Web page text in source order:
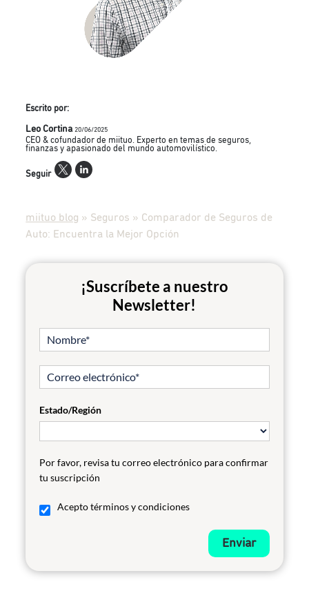
Escrito por:
Leo Cortina 20/06/2025
CEO & cofundador de miituo. Experto en temas de seguros,
finanzas y apasionado del mundo automovilístico.
Seguir
miituo blog » Seguros » Comparador de Seguros de
Auto: Encuentra la Mejor Opción
¡Suscríbete a nuestro
Newsletter!
Estado/Región
Por favor, revisa tu correo electrónico para confirmar
tu suscripción
Acepto términos y condiciones
Enviar